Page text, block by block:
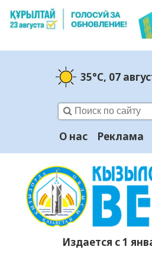
35°C, 07
О нас Реклама
Издается с 1